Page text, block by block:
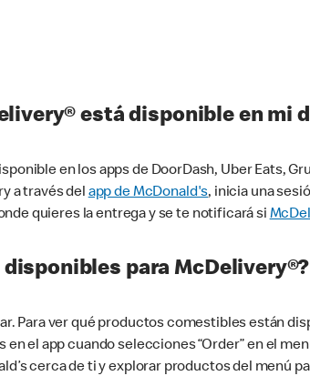
está disponible en mi
en los apps de DoorDash, Uber Eats,
a través del app de McDonald's, inicia una
quieres la entrega y se te notificará si
para McDelivery®?
Para ver qué productos comestibles están
el app cuando selecciones “Order” en el
cerca de ti y explorar productos del menú